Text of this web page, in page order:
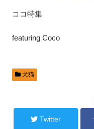
ココ特集
featuring Coco
犬猫
Twitter